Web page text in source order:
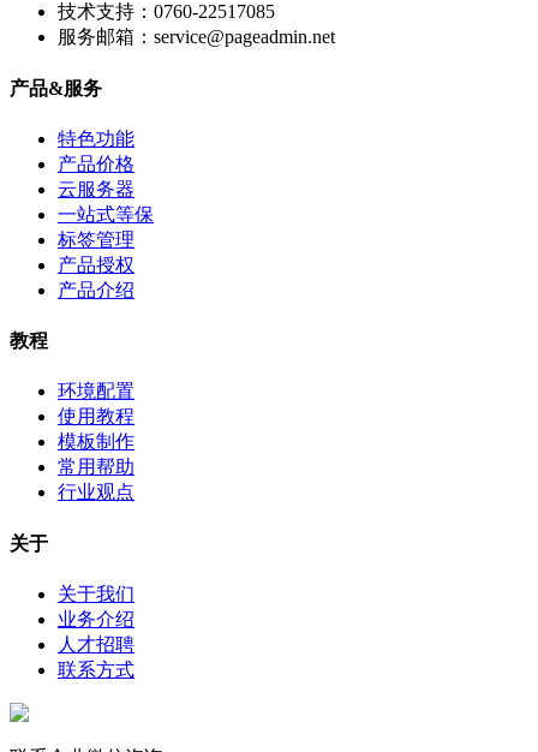
技术支持：0760-22517085
服务邮箱：service@pageadmin.net
产品&服务
特色功能
产品价格
云服务器
一站式等保
标签管理
产品授权
产品介绍
教程
环境配置
使用教程
模板制作
常用帮助
行业观点
关于
关于我们
业务介绍
人才招聘
联系方式